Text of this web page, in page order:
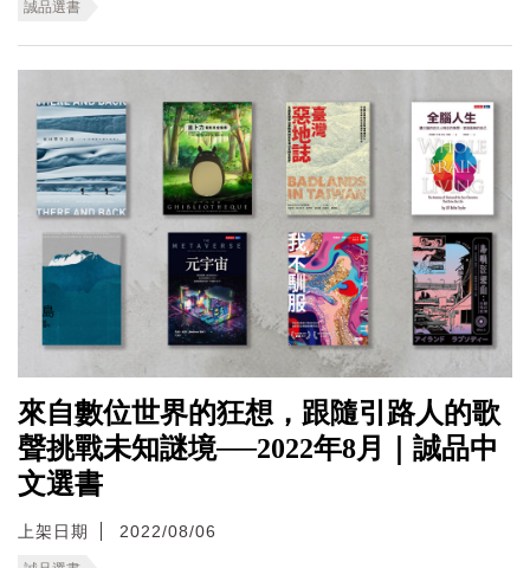
誠品選書
來自數位世界的狂想，跟隨引路人的歌
聲挑戰未知謎境──2022年8月｜誠品中
文選書
上架日期 2022/08/06